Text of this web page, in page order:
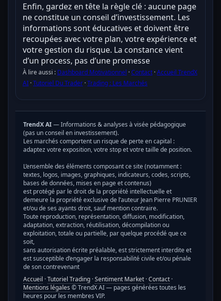
Enfin, gardez en tête la règle clé : aucune page
ne constitue un conseil d’investissement. Les
informations sont éducatives et doivent être
recoupées avec votre plan, votre expérience et
votre gestion du risque. La constance vient
d’un process, pas d’une promesse
À lire aussi : Dashboard Motivationnel ·Contact ·Accueil TrendX
AI ·Tutoriel Du Trader ·Trading : Les Marchés
TrendX AI— Informations & analyses à visée pédagogique
(pas un conseil en investissement).
Les marchés comportent un risque de perte en capital :
adaptez votre exposition, votre stop et votre taille de position.
L’ensemble des éléments composant ce site (notamment :
textes, logos, images, graphiques, indicateurs, codes, scripts,
bases de données, mises en page et contenus)
est protégé par le droit de la propriété intellectuelle et
demeure la propriété exclusive de l’auteur Jean Pierre PRUNIER
et/ou de ses ayants droit, sauf mention contraire.
Toute reproduction, représentation, diffusion, modification,
adaptation, extraction, réutilisation, décompilation ou
exploitation, totale ou partielle, par quelque procédé que ce
soit,
sans autorisation écrite préalable, est strictement interdite et
est susceptible d’engager la responsabilité civile et/ou pénale
de son contrevenant
Accueil ·Tutoriel Trading ·Sentiment Market ·Contact ·
Mentions légales © TrendX AI — pages générées toutes les
heures pour les membres VIP.